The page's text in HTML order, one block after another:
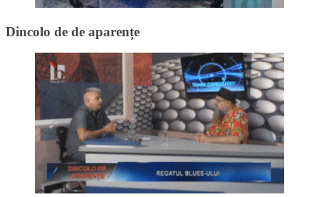
Dincolo de de aparențe